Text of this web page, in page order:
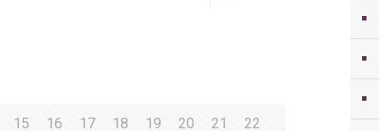
15 16 17 18 19 20 21
22